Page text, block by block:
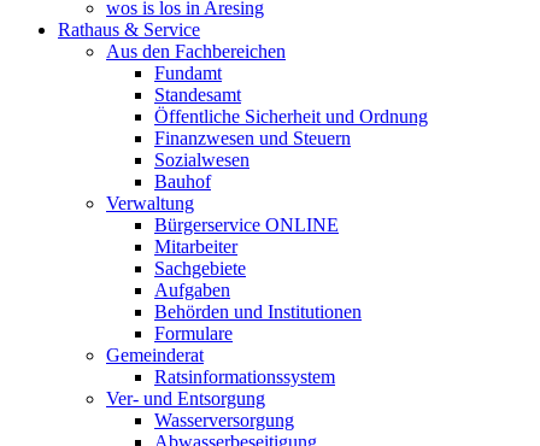
wos is los in Aresing
Rathaus & Service
Aus den Fachbereichen
Fundamt
Standesamt
Öffentliche Sicherheit und Ordnung
Finanzwesen und Steuern
Sozialwesen
Bauhof
Verwaltung
Bürgerservice ONLINE
Mitarbeiter
Sachgebiete
Aufgaben
Behörden und Institutionen
Formulare
Gemeinderat
Ratsinformationssystem
Ver- und Entsorgung
Wasserversorgung
Abwasserbeseitigung